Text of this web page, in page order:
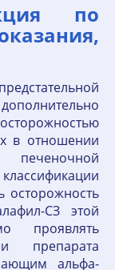
по
в отношении
осторожность
СЗ этой
проявлять
препарата
альфа-